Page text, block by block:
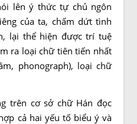
lên ý thức tự chủ ngôn
của ta, chấm dứt tình
lại thể hiện được trí tuệ
ra loại chữ tiên tiến nhất
phonograph), loại chữ
trên cơ sở chữ Hán đọc
cả hai yếu tố biểu ý và